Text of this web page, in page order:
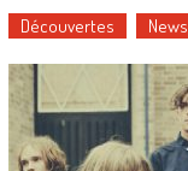
Découvertes News